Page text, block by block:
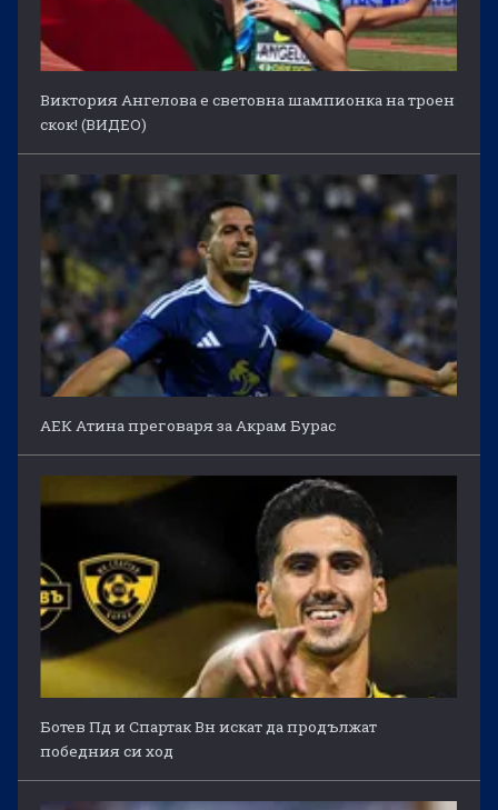
Виктория Ангелова е световна шампионка на троен
скок! (ВИДЕО)
АЕК Атина преговаря за Акрам Бурас
Ботев Пд и Спартак Вн искат да продължат
победния си ход